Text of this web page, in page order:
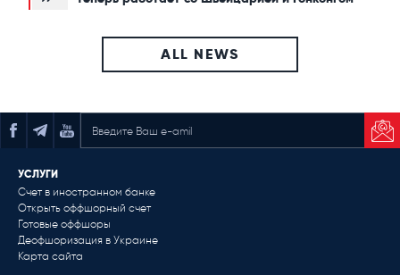
ALL NEWS
УСЛУГИ
Счет в иностранном банке
Открыть оффшорный счет
Готовые оффшоры
Деофшоризация в Украине
Карта сайта